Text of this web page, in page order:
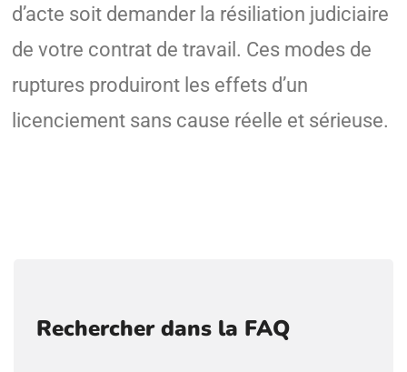
Rechercher dans la FAQ
d’acte soit demander la résiliation judiciaire
de votre contrat de travail. Ces modes de
ruptures produiront les effets d’un
licenciement sans cause réelle et sérieuse.